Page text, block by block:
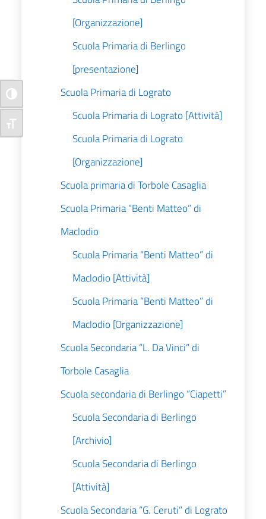
Attiva/disattiva alto contrasto
Attiva/disattiva dimensione testo
[Organizzazione]
Scuola Primaria di Berlingo
[presentazione]
Scuola Primaria di Lograto
Scuola Primaria di Lograto [Attività]
Scuola Primaria di Lograto
[Organizzazione]
Scuola primaria di Torbole Casaglia
Scuola Primaria “Benti Matteo” di
Maclodio
Scuola Primaria “Benti Matteo” di
Maclodio [Attività]
Scuola Primaria “Benti Matteo” di
Maclodio [Organizzazione]
Scuola Secondaria “L. Da Vinci” di
Torbole Casaglia
Scuola secondaria di Berlingo “Ciapetti”
Scuola Secondaria di Berlingo
[Archivio]
Scuola Secondaria di Berlingo
[Attività]
Scuola Secondaria “G. Ceruti” di Lograto